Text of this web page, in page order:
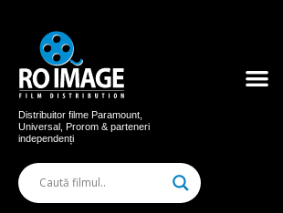
Distribuitor filme Paramount,
Universal, Prorom & parteneri
independenți